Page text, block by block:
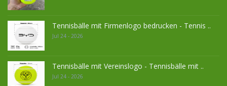
Tennisbälle mit Firmenlogo bedrucken - Tennis ..
Jul 24 - 2026
Tennisbälle mit Vereinslogo - Tennisbälle mit ..
Jul 24 - 2026